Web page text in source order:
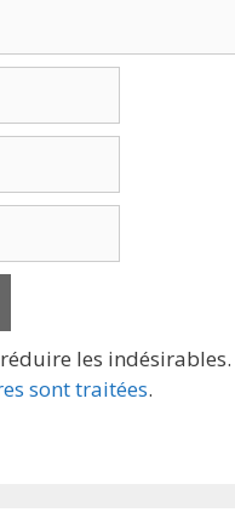
les indésirables.
sont traitées.